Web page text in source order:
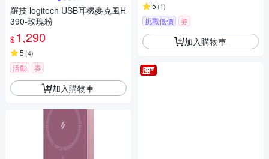
羅技 logitech USB耳機麥克風H
390-玫瑰粉
$1,290
5 (4)
活動 券
加入購物車
5 (1)
挑戰低價 券
加入購物車